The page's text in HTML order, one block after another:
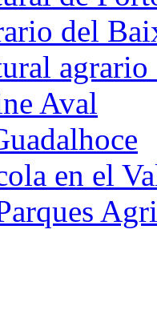
del
Aval
en el